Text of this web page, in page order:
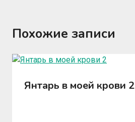
Похожие записи
Янтарь в моей крови 2